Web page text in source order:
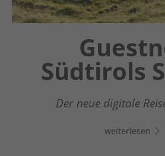
Chatbot
Dein digitaler Assistent in
Klicke auf den Link, öffne
chatte direkt
Südtirols
Der neue digitale
weiterlesen